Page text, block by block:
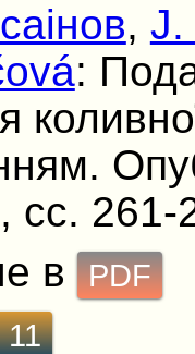
, J.
:
261-
в
PDF
11